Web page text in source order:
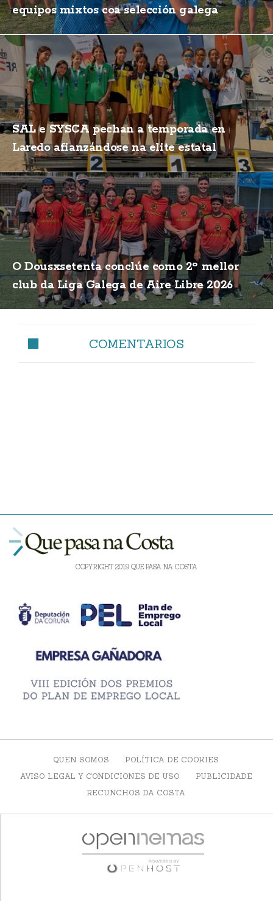
equipos mixtos coa selección galega
SAL e SYSCA pechan a temporada en
Laredo afianzándose na elite estatal
O Dousxsetenta conclúe como 2º mellor
club da Liga Galega de Aire Libre 2026
COMENTARIOS
COPYRIGHT 2019 QUE PASA NA COSTA
QUEN SOMOS
POLÍTICA DE COOKIES
AVISO LEGAL Y CONDICIONES DE USO
PUBLICIDADE
RECUNCHOS DA COSTA